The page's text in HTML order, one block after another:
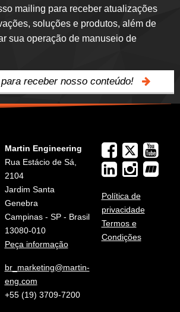
mailing para receber atualizações
soluções e produtos, além de
sua operação de manuseio de
receber nosso conteúdo!
Martin Engineering
Rua Estácio de Sá,
2104
Jardim Santa
Genebra
Campinas - SP - Brasil
13080-010
Peça informação
br_marketing@martin-
eng.com
+55 (19) 3709-7200
Política de
privacidade
Termos e
Condições